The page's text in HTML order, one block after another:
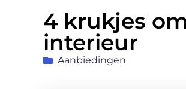
4 krukjes
interieur
Aanbiedingen